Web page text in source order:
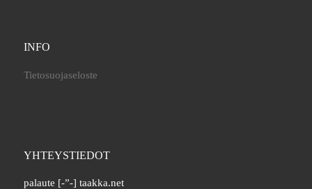
INFO
Tietosuojaseloste
YHTEYSTIEDOT
palaute [-”-] taakka.net